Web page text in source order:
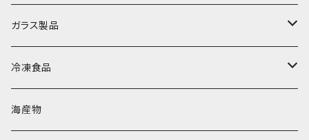
直径70mm
直径65mm
角氷
砕氷
氷河の氷
無果汁1.8Lパック
無果汁1Lパック
かき氷機・かき氷器
かき氷カップ
発泡スチロール無地-使い捨て
かき氷スプーン・スプーンストロー
ドライアイス3ｋｇ
ドライアイス4ｋｇ
ドライアイス5ｋｇ
ガラス製品
オンザロック・グラス
ビール・グラス
冷凍食品
肉まん・あんまん
海産物